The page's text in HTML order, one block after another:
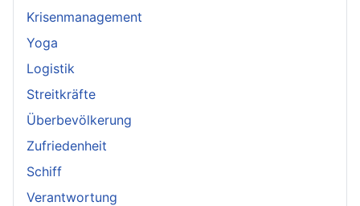
Krisenmanagement
Yoga
Logistik
Streitkräfte
Überbevölkerung
Zufriedenheit
Schiff
Verantwortung